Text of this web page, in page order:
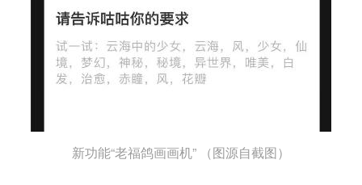
新功能“老福鸽画画机” （图源自截图）